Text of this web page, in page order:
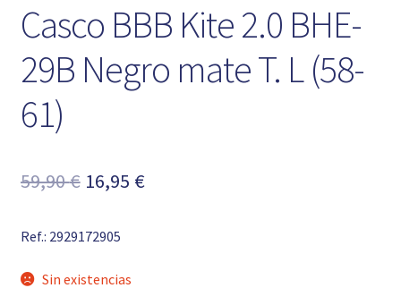
Casco BBB Kite 2.0 BHE-
29B Negro mate T. L (58-
61)
59,90€ El
original
era:
16,95 €El
Ref.: 2929172905
Sin existencias